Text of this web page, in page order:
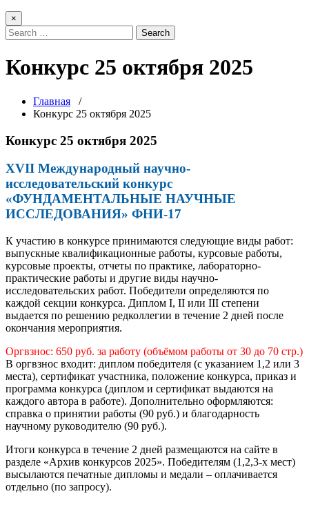
×
Конкурс 25 октября 2025
Главная /
Конкурс 25 октября 2025
Конкурс 25 октября 2025
XVII Международный научно-
исследовательский конкурс
«ФУНДАМЕНТАЛЬНЫЕ НАУЧНЫЕ
ИССЛЕДОВАНИЯ» ФНИ-17
К участию в конкурсе принимаются следующие виды работ:
выпускные квалификационные работы, курсовые работы,
курсовые проекты, отчеты по практике, лабораторно-
практические работы и другие виды научно-
исследовательских работ. Победители определяются по
каждой секции конкурса. Диплом I, II или III степени
выдается по решению редколлегии в течение 2 дней после
окончания мероприятия.
Оргвзнос: 650 руб. за работу (объёмом работы от 30 до 70 стр.)
В оргвзнос входит: диплом победителя (с указанием 1,2 или 3
места), сертификат участника, положение конкурса, приказ и
программа конкурса (диплом и сертификат выдаются на
каждого автора в работе). Дополнительно оформляются:
справка о принятии работы (90 руб.) и благодарность
научному руководителю (90 руб.).
Итоги конкурса в течение 2 дней размещаются на сайте в
разделе «Архив конкурсов 2025». Победителям (1,2,3-х мест)
высылаются печатные дипломы и медали – оплачивается
отдельно (по запросу).